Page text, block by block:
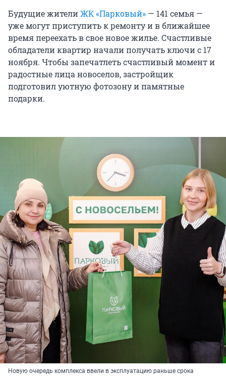
Будущие жителиЖК «Парковый» — 141 семья —
уже могут приступить к ремонту и в ближайшее
время переехать в свое новое жилье. Счастливые
обладатели квартир начали получать ключи с 17
ноября. Чтобы запечатлеть счастливый момент и
радостные лица новоселов, застройщик
подготовил уютную фотозону и памятные
подарки.
Новую очередь комплекса ввели в эксплуатацию раньше срока